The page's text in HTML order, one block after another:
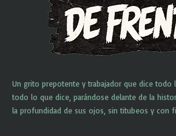
Un grito prepotente y trabajador que dice todo
todo lo que dice, parándose delante de la
la profundidad de sus ojos, sin titubeos y con